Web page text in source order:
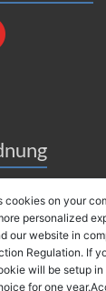
cookies on your
personalized
our website in
Regulation. If
will be setup
for one